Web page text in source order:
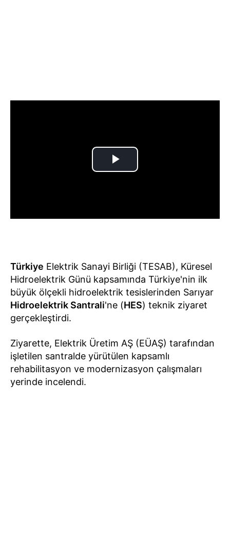
Türkiye Elektrik Sanayi Birliği (TESAB), Küresel
Hidroelektrik Günü kapsamında Türkiye'nin ilk
büyük ölçekli hidroelektrik tesislerinden Sarıyar
Hidroelektrik Santrali'ne (HES) teknik ziyaret
gerçekleştirdi.
Ziyarette, Elektrik Üretim AŞ (EÜAŞ) tarafından
işletilen santralde yürütülen kapsamlı
rehabilitasyon ve modernizasyon çalışmaları
yerinde incelendi.